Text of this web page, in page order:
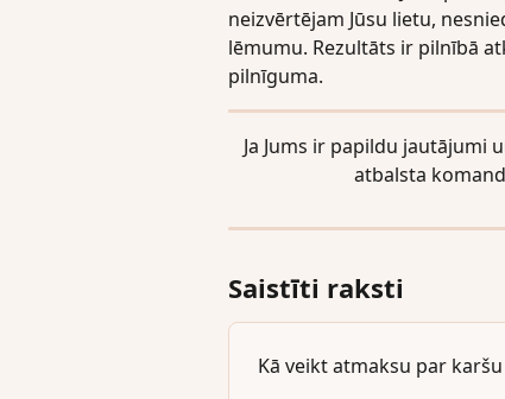
neizvērtējam Jūsu lietu,
lēmumu. Rezultāts ir pilnībā
pilnīguma.
Ja Jums ir papildu jautājumi
atbalsta
Saistīti raksti
Kā veikt atmaksu par